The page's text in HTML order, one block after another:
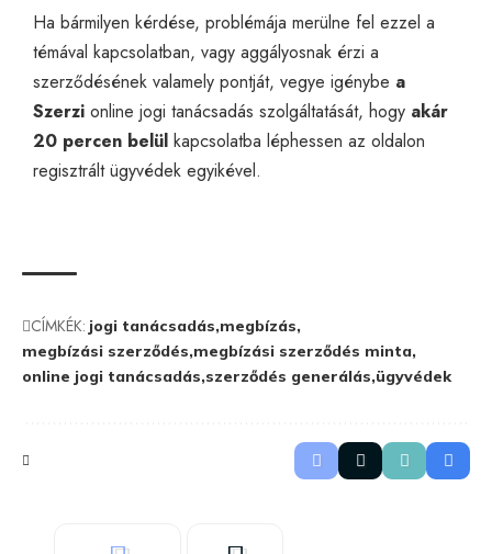
Ha bármilyen kérdése, problémája merülne fel ezzel a
témával kapcsolatban, vagy aggályosnak érzi a
szerződésének valamely pontját, vegye igénybe a
Szerzi online jogi tanácsadás szolgáltatását, hogy akár
20 percen belül kapcsolatba léphessen az oldalon
regisztrált ügyvédek egyikével.
CÍMKÉK: jogi tanácsadás megbízás
megbízási szerződés megbízási szerződés minta
online jogi tanácsadás szerződés generálás ügyvédek